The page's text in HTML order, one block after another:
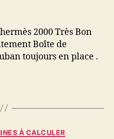
2000 Très Bon
Boîte de
toujours en place .
Catégories
À CALCULER